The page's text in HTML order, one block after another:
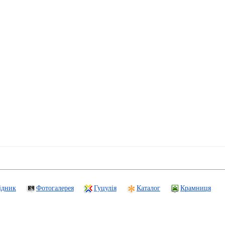
Фотогалерея Гуцулія Каталог Крамниця